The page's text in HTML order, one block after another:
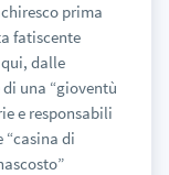
prima
fatiscente
dalle
una “gioventù
e responsabili
di